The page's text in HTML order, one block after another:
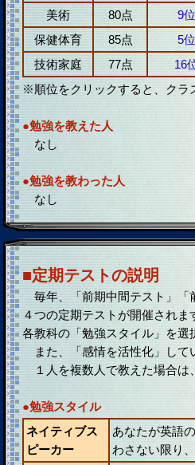
美術
80点 9位
保健体育
85点 5位
技術家庭
77点 16
※順位をクリックすると、クラ
●勉強を教えた人
なし
●勉強を教わった人
なし
■定期テストの説明
毎年、「前期中間テスト」「
４つの定期テストが開催され
各教科の「勉強スタイル」を選
また、「感情を活性化」して
１人を複数人で教えた場合は
●勉強スタイル
ネイティブス
ピーカー
あなたが英語
わさない限り